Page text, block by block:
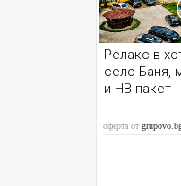
Релакс в
село Баня,
и HB пакет
оферта от